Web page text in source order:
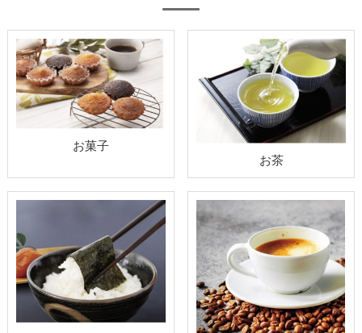
お菓子
お茶